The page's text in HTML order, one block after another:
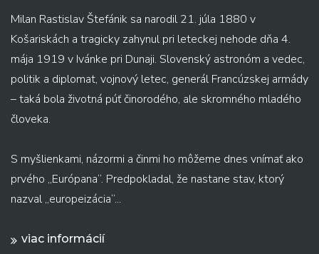
Milan Rastislav Štefánik sa narodil 21. júla 1880 v
Košariskách a tragicky zahynul pri leteckej nehode dňa 4.
mája 1919 v Ivánke pri Dunaji. Slovenský astronóm a vedec,
politik a diplomat, vojnový letec, generál Francúzskej armády
– taká bola životná púť činorodého, ale skromného mladého
človeka.
S myšlienkami, názormi a činmi ho môžeme dnes vnímať ako
prvého „Európana“. Predpokladal, že nastane stav, ktorý
nazval „europeizácia“...
viac informácií